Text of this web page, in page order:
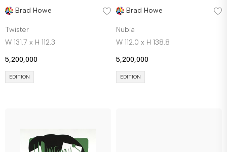
Brad Howe
Twister
W 131.7 x H 112.3
5,200,000
EDITION
Brad Howe
Nubia
W 112.0 x H 138.8
5,200,000
EDITION